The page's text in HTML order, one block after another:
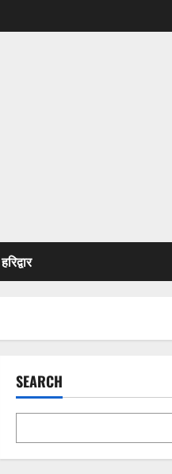
हरिद्वार
SEARCH